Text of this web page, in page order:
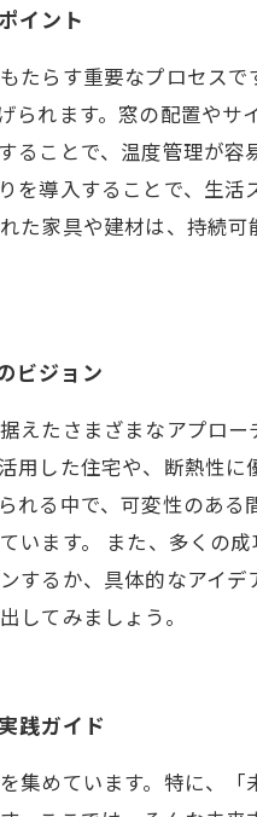
イント
たらす重要なプロセス
られます。窓の配置や
ることで、温度管理が
を導入することで、生
た家具や建材は、持続
ビジョン
えたさまざまなアプロ
用した住宅や、断熱性
れる中で、可変性のあ
います。 また、多くの
するか、具体的なアイ
してみましょう。
践ガイド
集めています。特に、